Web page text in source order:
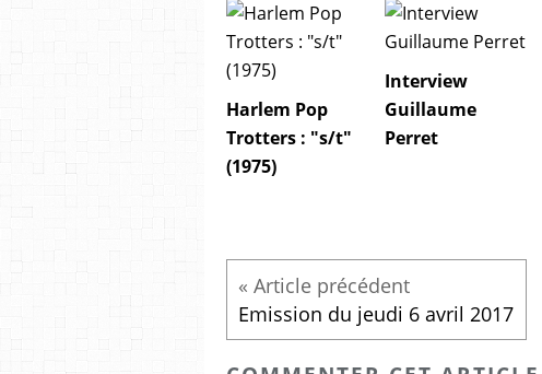
Harlem Pop
Trotters : "s/t"
(1975)
Interview
Guillaume
Perret
Emission du jeudi 6 avril 2017